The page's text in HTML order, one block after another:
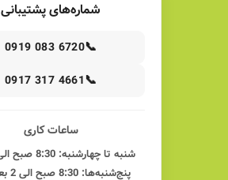
شماره‌های پشتیبانی
📞
0919 083 6720
📞
0917 317 4661
ساعات کاری
شنبه تا چهارشنبه: 8:30 صبح الی 8 شب
پنج‌شنبه‌ها: 8:30 صبح الی 2 بعدازظهر